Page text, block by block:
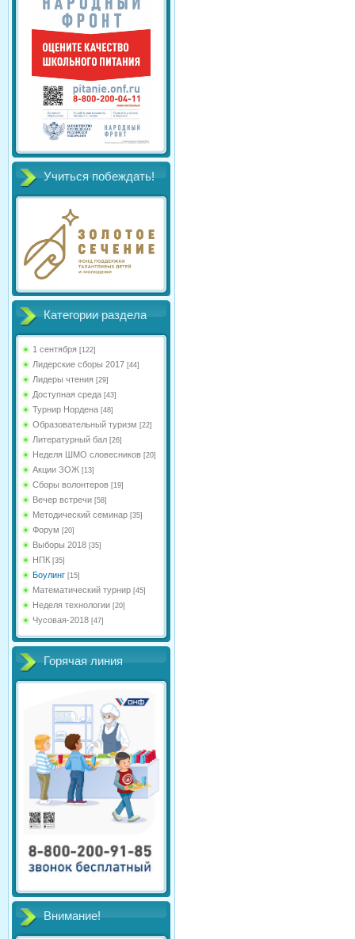
Учиться побеждать!
Категории раздела
1 сентября [122]
Лидерские сборы 2017 [44]
Лидеры чтения [29]
Доступная среда [43]
Турнир Нордена [48]
Образовательный туризм [22]
Литературный бал [26]
Неделя ШМО словесников [20]
Акции ЗОЖ [13]
Сборы волонтеров [19]
Вечер встречи [58]
Методический семинар [35]
Форум [20]
Выборы 2018 [35]
НПК [35]
Боулинг [15]
Математический турнир [45]
Неделя технологии [20]
Чусовая-2018 [47]
Горячая линия
Внимание!